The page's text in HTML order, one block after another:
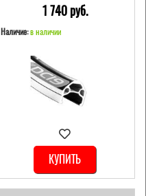
1 740 pуб.
Наличие: в наличии
КУПИТЬ